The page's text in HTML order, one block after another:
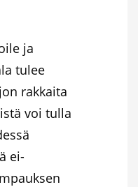
ja
tulee
rakkaita
voi tulla
ei-